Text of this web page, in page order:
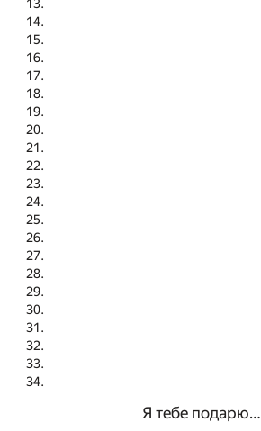
Я тебе подарю…